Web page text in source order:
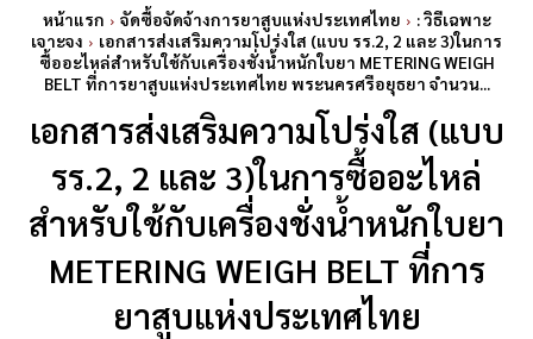
หน้าแรก จัดซื้อจัดจ้างการยาสูบแห่งประเทศไทย
: วิธีเฉพาะ
เจาะจง
เอกสารส่งเสริมความโปร่งใส (แบบ รร.2, 2 และ 3)ในการ
ซื้ออะไหล่สำหรับใช้กับเครื่องชั่งน้ำหนักใบยา METERING WEIGH
BELT ที่การยาสูบแห่งประเทศไทย พระนครศรีอยุธยา จำนวน...
เอกสารส่งเสริมความโปร่งใส (แบบ
รร.2, 2 และ 3)ในการซื้ออะไหล่
สำหรับใช้กับเครื่องชั่งน้ำหนักใบยา
METERING WEIGH BELT ที่การ
ยาสูบแห่งประเทศไทย